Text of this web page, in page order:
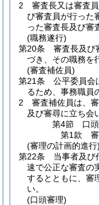
2
審査長又は審査
び審査員が行った
った審査長及び審
(職務遂行)
第20条
審査長及び
づき、その職務を
(審査補佐員)
第21条
公平委員会
るため、事務職員
2
審査補佐員は、
及び審尋に立ち会
第4節
口
第1款
(審理の計画的進行)
第22条
当事者及び
速で公正な審査の
するとともに、審
い。
(口頭審理)